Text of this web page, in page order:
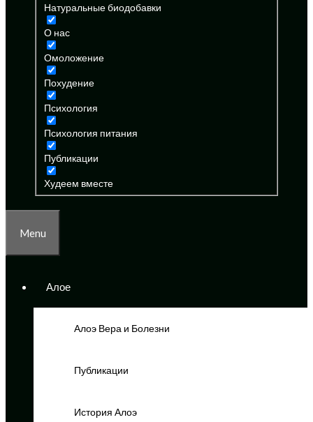
Натуральные биодобавки
О нас
Омоложение
Похудение
Психология
Психология питания
Публикации
Худеем вместе
Menu
Алое
Алоэ Вера и Болезни
Публикации
История Алоэ